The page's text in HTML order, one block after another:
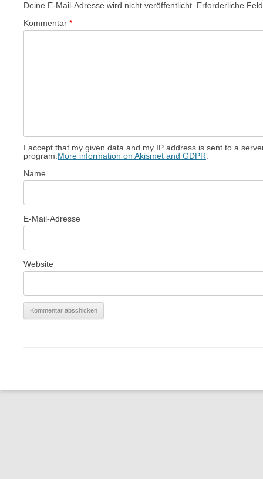
Deine E-Mail-Adresse wird nicht veröffentlicht. Erforderliche
Kommentar *
I accept that my given data and my IP address is sent to a
program. More information on Akismet and GDPR
Name
E-Mail-Adresse
Website